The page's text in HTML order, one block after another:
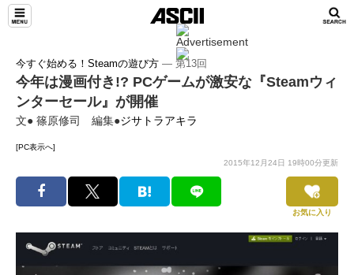
今すぐ始める！Steamの遊び方 ― 第13回
今年は漫画付き!? PCゲームが激安な『Steamウィ
ンターセール』が開催
文● 篠原修司 編集●ジサトラアキラ
[PC表示へ]
2015年12月24日 19時00分更新
お気に入り